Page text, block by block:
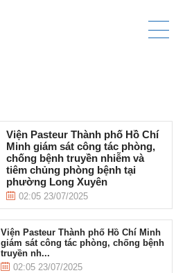
Viện Pasteur Thành phố Hồ Chí
Minh giám sát công tác phòng,
chống bệnh truyền nhiễm và
tiêm chủng phòng bệnh tại
phường Long Xuyên
02:05 23/07/2025
Viện Pasteur Thành phố Hồ Chí Minh
giám sát công tác phòng, chống bệnh
truyền nh...
02:05 23/07/2025